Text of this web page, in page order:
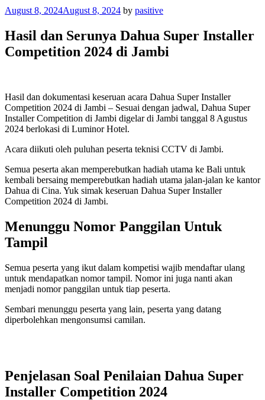
Posted
August 8, 2024August 8, 2024 by pasitive
Hasil dan Serunya Dahua Super Installer
Competition 2024 di Jambi
Hasil dan dokumentasi keseruan acara Dahua Super Installer
Competition 2024 di Jambi – Sesuai dengan jadwal, Dahua Super
Installer Competition di Jambi digelar di Jambi tanggal 8 Agustus
2024 berlokasi di Luminor Hotel.
Acara diikuti oleh puluhan peserta teknisi CCTV di Jambi.
Semua peserta akan memperebutkan hadiah utama ke Bali untuk
kembali bersaing memperebutkan hadiah utama jalan-jalan ke kantor
Dahua di Cina. Yuk simak keseruan Dahua Super Installer
Competition 2024 di Jambi.
Menunggu Nomor Panggilan Untuk
Tampil
Semua peserta yang ikut dalam kompetisi wajib mendaftar ulang
untuk mendapatkan nomor tampil. Nomor ini juga nanti akan
menjadi nomor panggilan untuk tiap peserta.
Sembari menunggu peserta yang lain, peserta yang datang
diperbolehkan mengonsumsi camilan.
Penjelasan Soal Penilaian Dahua Super
Installer Competition 2024